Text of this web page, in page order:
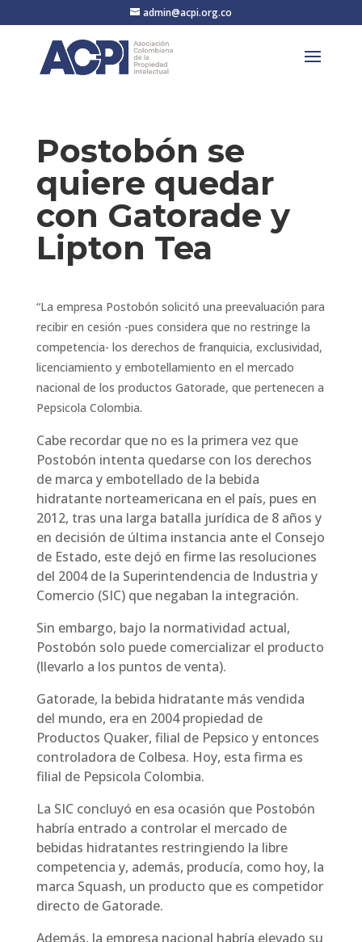
admin@acpi.org.co
Postobón se
quiere quedar
con Gatorade y
Lipton Tea
“La empresa Postobón solicitó una preevaluación para
recibir en cesión -pues considera que no restringe la
competencia- los derechos de franquicia, exclusividad,
licenciamiento y embotellamiento en el mercado
nacional de los productos Gatorade, que pertenecen a
Pepsicola Colombia.
Cabe recordar que no es la primera vez que
Postobón intenta quedarse con los derechos
de marca y embotellado de la bebida
hidratante norteamericana en el país, pues en
2012, tras una larga batalla jurídica de 8 años y
en decisión de última instancia ante el Consejo
de Estado, este dejó en firme las resoluciones
del 2004 de la Superintendencia de Industria y
Comercio (SIC) que negaban la integración.
Sin embargo, bajo la normatividad actual,
Postobón solo puede comercializar el producto
(llevarlo a los puntos de venta).
Gatorade, la bebida hidratante más vendida
del mundo, era en 2004 propiedad de
Productos Quaker, filial de Pepsico y entonces
controladora de Colbesa. Hoy, esta firma es
filial de Pepsicola Colombia.
La SIC concluyó en esa ocasión que Postobón
habría entrado a controlar el mercado de
bebidas hidratantes restringiendo la libre
competencia y, además, producía, como hoy, la
marca Squash, un producto que es competidor
directo de Gatorade.
Además, la empresa nacional habría elevado su